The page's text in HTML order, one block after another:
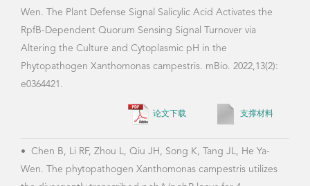
Wen. The Plant Defense Signal Salicylic Acid Activates the
RpfB-Dependent Quorum Sensing Signal Turnover via
Altering the Culture and Cytoplasmic pH in the
Phytopathogen Xanthomonas campestris. mBio. 2022,13(2):
e0364421.
论文下载 支撑材料
• Chen B, Li RF, Zhou L, Qiu JH, Song K, Tang JL, He Ya-
Wen. The phytopathogen Xanthomonas campestris utilizes